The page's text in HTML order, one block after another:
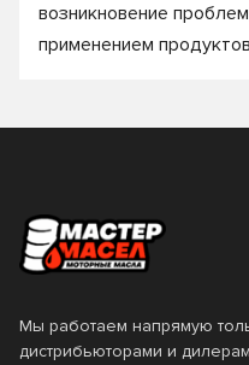
возникновение
применением
Мы работаем напрямую
дистрибьюторами и